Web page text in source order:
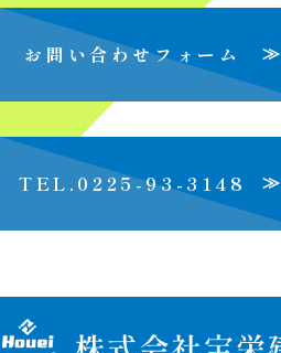
お問い合わせフォーム
≫
TEL.0225-93-3148
≫